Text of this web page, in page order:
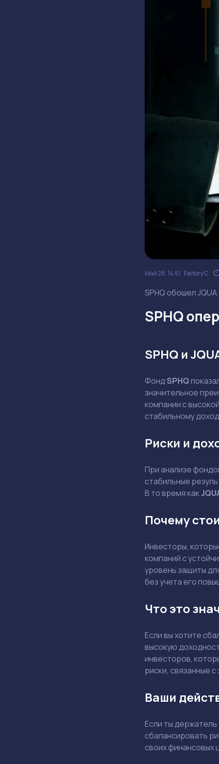
Май 28, 14:51 Factory C.
SPHQ обошел
SPHQ
SPHQ и
ФондSPHQ
значительное
компании с
стабильному
Риски и
При анализе
стабильные
В то время как
Почему
Инвесторы,
компаний с
уровень защиты
без учета его
Что это
Если вы хотите
высокую
инвесторов,
риски, связанные
Ваши
Если ты
сбалансировать
своих финансовых